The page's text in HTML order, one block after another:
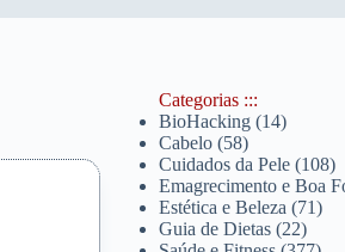
Categorias :::
BioHacking(14)
Cabelo(58)
Cuidados da Pele(108)
Emagrecimento e Boa
Estética e Beleza (71)
Guia de Dietas(22)